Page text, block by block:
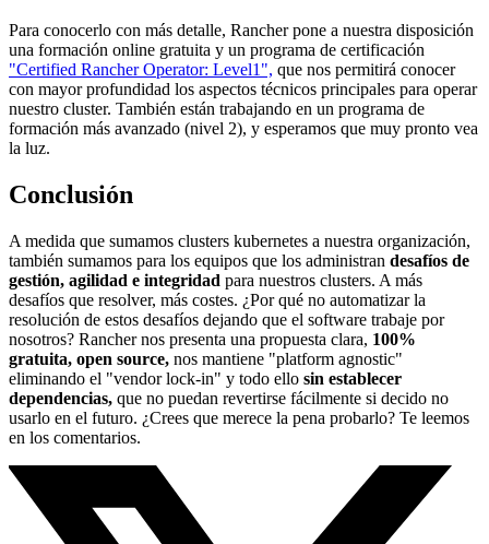
Para conocerlo con más detalle, Rancher pone a nuestra disposición
una formación online gratuita y un programa de certificación
"Certified Rancher Operator: Level1", que nos permitirá conocer
con mayor profundidad los aspectos técnicos principales para operar
nuestro cluster. También están trabajando en un programa de
formación más avanzado (nivel 2), y esperamos que muy pronto vea
la luz.
Conclusión
A medida que sumamos clusters kubernetes a nuestra organización,
también sumamos para los equipos que los administran desafíos de
gestión, agilidad e integridad para nuestros clusters. A más
desafíos que resolver, más costes. ¿Por qué no automatizar la
resolución de estos desafíos dejando que el software trabaje por
nosotros? Rancher nos presenta una propuesta clara, 100%
gratuita, open source, nos mantiene "platform agnostic"
eliminando el "vendor lock-in" y todo ello sin establecer
dependencias, que no puedan revertirse fácilmente si decido no
usarlo en el futuro. ¿Crees que merece la pena probarlo? Te leemos
en los comentarios.